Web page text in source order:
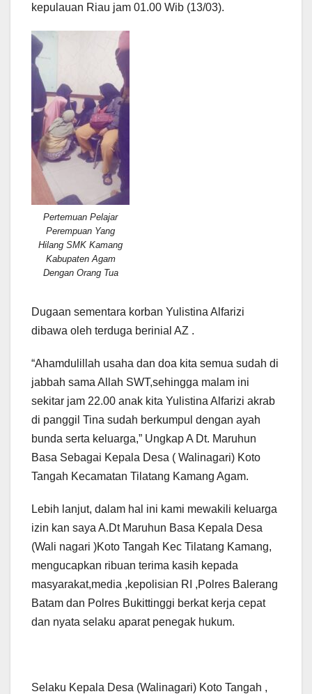
kepulauan Riau jam 01.00 Wib (13/03).
Pertemuan Pelajar
Perempuan Yang
Hilang SMK Kamang
Kabupaten Agam
Dengan Orang Tua
Dugaan sementara korban Yulistina Alfarizi
dibawa oleh terduga berinial AZ .
“Ahamdulillah usaha dan doa kita semua sudah di
jabbah sama Allah SWT,sehingga malam ini
sekitar jam 22.00 anak kita Yulistina Alfarizi akrab
di panggil Tina sudah berkumpul dengan ayah
bunda serta keluarga,” Ungkap A Dt. Maruhun
Basa Sebagai Kepala Desa ( Walinagari) Koto
Tangah Kecamatan Tilatang Kamang Agam.
Lebih lanjut, dalam hal ini kami mewakili keluarga
izin kan saya A.Dt Maruhun Basa Kepala Desa
(Wali nagari )Koto Tangah Kec Tilatang Kamang,
mengucapkan ribuan terima kasih kepada
masyarakat,media ,kepolisian RI ,Polres Balerang
Batam dan Polres Bukittinggi berkat kerja cepat
dan nyata selaku aparat penegak hukum.
Selaku Kepala Desa (Walinagari) Koto Tangah ,